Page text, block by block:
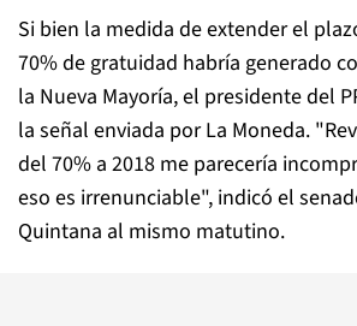
Si bien la medida de extender el
70% de gratuidad habría generado
la Nueva Mayoría, el presidente del
la señal enviada por La Moneda.
del 70% a 2018 me parecería
eso es irrenunciable", indicó el
Quintana al mismo matutino.